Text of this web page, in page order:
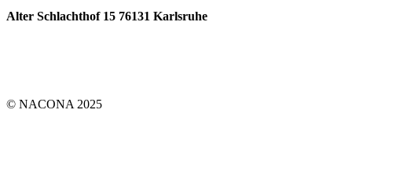
Alter Schlachthof 15 76131 Karlsruhe
© NACONA 2025